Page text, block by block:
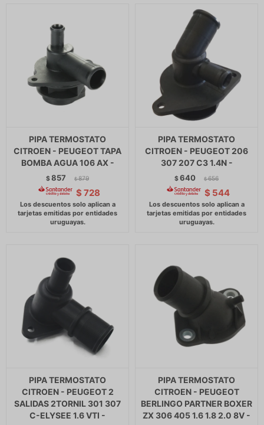
PIPA TERMOSTATO
CITROEN - PEUGEOT TAPA
BOMBA AGUA 106 AX -
$857 $ 879
$ 728
PIPA TERMOSTATO
CITROEN - PEUGEOT 206
307 207 C3 1.4N -
$640 $ 656
$ 544
PIPA TERMOSTATO
CITROEN - PEUGEOT 2
SALIDAS 2TORNIL 301 307
C-ELYSEE 1.6 VTI -
PIPA TERMOSTATO
CITROEN - PEUGEOT
BERLINGO PARTNER BOXER
ZX 306 405 1.6 1.8 2.0 8V -